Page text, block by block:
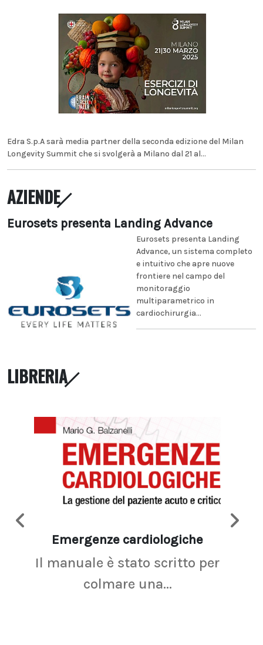
Edra S.p.A sarà media partner della seconda edizione del Milan
Longevity Summit che si svolgerà a Milano dal 21 al...
AZIENDE
Eurosets presenta Landing Advance
Eurosets presenta Landing
Advance, un sistema completo
e intuitivo che apre nuove
frontiere nel campo del
monitoraggio
multiparametrico in
cardiochirurgia...
LIBRERIA
Emergenze cardiologiche
Il manuale è stato scritto per
colmare una...